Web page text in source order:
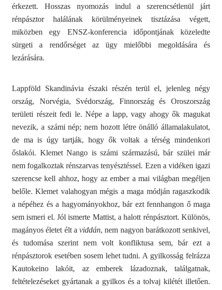
érkezett. Hosszas nyomozás indul a szerencsétlenül járt
rénpásztor halálának körülményeinek tisztázása végett,
miközben egy ENSZ-konferencia időpontjának közeledte
sürgeti a rendőrséget az ügy mielőbbi megoldására és
lezárására.
Lappföld Skandinávia északi részén terül el, jelenleg négy
ország, Norvégia, Svédország, Finnország és Oroszország
területi részeit fedi le. Népe a lapp, vagy ahogy ők magukat
nevezik, a számi nép; nem hozott létre önálló államalakulatot,
de ma is úgy tartják, hogy ők voltak a térség mindenkori
őslakói. Klemet Nango is számi származású, bár szülei már
nem fogalkoztak rénszarvas tenyésztéssel. Ezen a vidéken igazi
szerencse kell ahhoz, hogy az ember a mai világban megéljen
belőle. Klemet valahogyan mégis a maga módján ragaszkodik
a népéhez és a hagyományokhoz, bár ezt fennhangon ő maga
sem ismeri el. Jól ismerte Mattist, a halott rénpásztort. Különös,
magányos életet élt a viddán, nem nagyon barátkozott senkivel,
és tudomása szerint nem volt konfliktusa sem, bár ezt a
rénpásztorok esetében sosem lehet tudni. A gyilkosság felrázza
Kautokeino lakóit, az emberek lázadoznak, találgatnak,
feltételezéseket gyártanak a gyilkos és a tolvaj kilétét illetően.